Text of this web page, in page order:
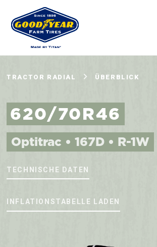
TRACTOR RADIAL ÜBERBLICK
620/70R46
Optitrac • 167D • R-1W
TECHNISCHE DATEN
INFLATIONSTABELLE LADEN